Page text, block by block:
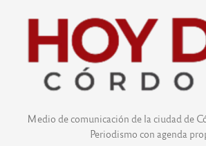
Medio de comunicación de la ciudad de
Periodismo con agenda